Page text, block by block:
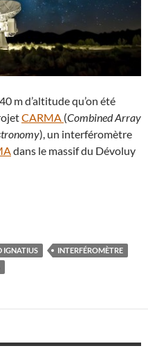
m d’altitude qu’on été
CARMA (Combined Array
), un interféromètre
dans le massif du Dévoluy
interféromètre dans la
IGNATIUS
INTERFÉROMÈTRE